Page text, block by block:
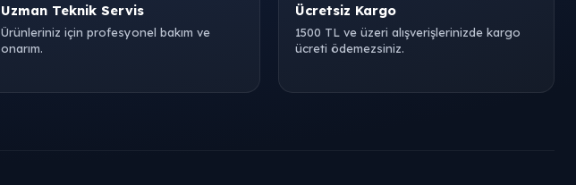
Uzman Teknik Servis
Ürünleriniz için profesyonel bakım ve
onarım.
Ücretsiz Kargo
1500 TL ve üzeri alışverişlerinizde kargo
ücreti ödemezsiniz.